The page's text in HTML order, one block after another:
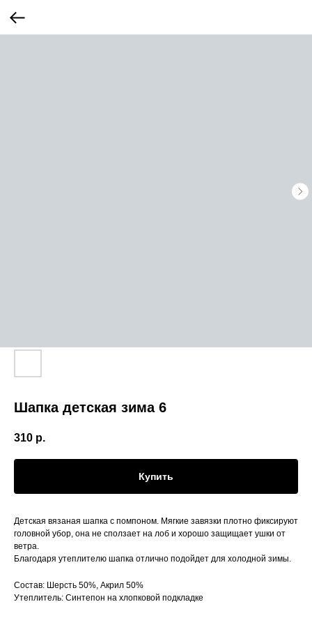
Шапка детская зима 6
310 р.
Купить
Детская вязаная шапка с помпоном. Мягкие завязки плотно фиксируют
головной убор, она не сползает на лоб и хорошо защищает ушки от
ветра.
Благодаря утеплителю шапка отлично подойдет для холодной зимы.
Состав: Шерсть 50%, Акрил 50%
Утеплитель: Синтепон на хлопковой подкладке